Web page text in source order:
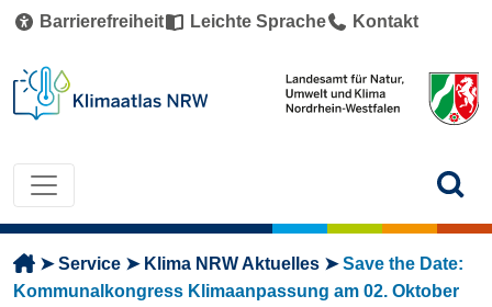
Direkt zum Inhalt
Barrierefreiheit Leichte Sprache Kontakt
Pfadnavigation
Service Klima NRW Aktuelles
Save the Date:
Kommunalkongress Klimaanpassung am 02. Oktober